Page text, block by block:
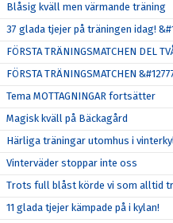
Blåsig kväll men värmande träning
37 glada tjejer på träningen idag!
FÖRSTA TRÄNINGSMATCHEN DEL
FÖRSTA TRÄNINGSMATCHEN
Tema MOTTAGNINGAR fortsätter
Magisk kväll på Bäckagård
Härliga träningar utomhus i
Vinterväder stoppar inte oss
Trots full blåst körde vi som alltid
11 glada tjejer kämpade på i kylan!